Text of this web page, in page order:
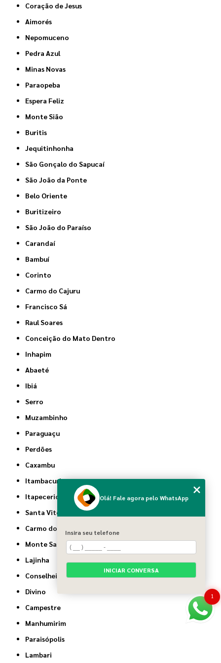
Coração de Jesus
Aimorés
Nepomuceno
Pedra Azul
Minas Novas
Paraopeba
Espera Feliz
Monte Sião
Buritis
Jequitinhonha
São Gonçalo do Sapucaí
São João da Ponte
Belo Oriente
Buritizeiro
São João do Paraíso
Carandaí
Bambuí
Corinto
Carmo do Cajuru
Francisco Sá
Raul Soares
Conceição do Mato Dentro
Inhapim
Abaeté
Ibiá
Serro
Muzambinho
Paraguaçu
Perdões
Caxambu
Itambacuri
Itapecerica
Santa Vitória
Carmo do Rio Claro
Monte Santo de Minas
Lajinha
Conselheiro Pena
Divino
Campestre
Manhumirim
Paraisópolis
Lambari
1
Olá! Fale agora pelo WhatsApp
Insira seu telefone
INICIAR CONVERSA